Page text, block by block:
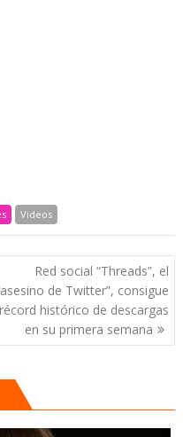
Videos
Red social “Threads”, el
de Twitter”, consigue
récord histórico de descargas
en su primera semana